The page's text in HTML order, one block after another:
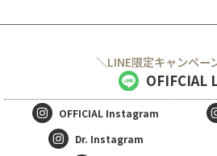
＼LINE限定キャンペー
OFIFCIAL
OFFICIAL Instagram
Dr. Instagram